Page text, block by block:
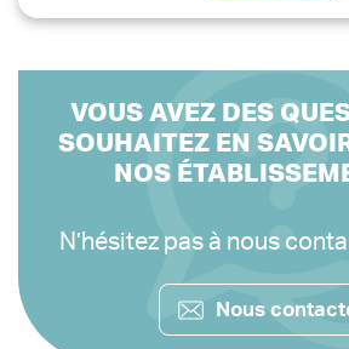
VOUS AVEZ DES
SOUHAITEZ EN
NOS
N’hésitez pas à nous
Nous